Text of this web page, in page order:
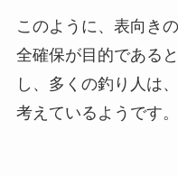
このように、表向き
全確保が目的である
し、多くの釣り人は
考えているようです。